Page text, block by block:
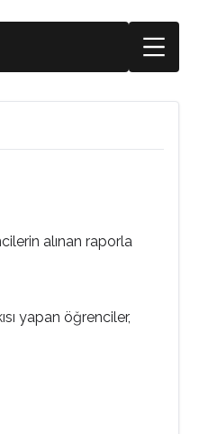
alınan raporla
yapan öğrenciler,